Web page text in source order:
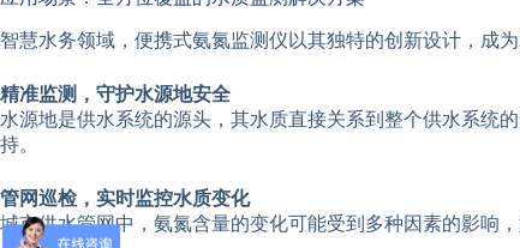
智慧水务领域，便携式氨氮监测仪以其独特的创新设计，成
精准监测，守护水源地安全
水源地是供水系统的源头，其水质直接关系到整个供水系统
持。
管网巡检，实时监控水质变化
城市供水管网中，氨氮含量的变化可能受到多种因素的影响